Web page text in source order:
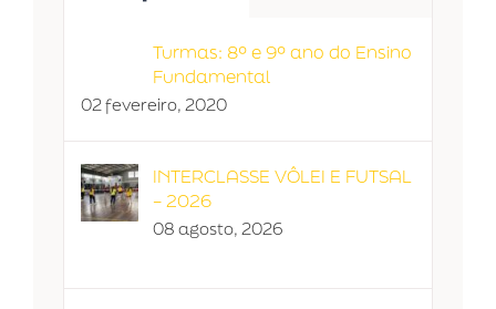
Turmas: 8º e 9º ano do Ensino
Fundamental
02 fevereiro, 2020
INTERCLASSE VÔLEI E FUTSAL
– 2026
08 agosto, 2026